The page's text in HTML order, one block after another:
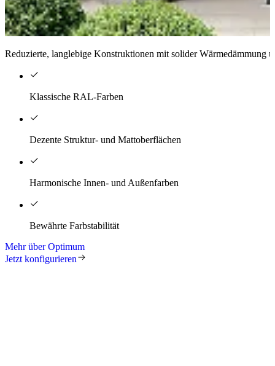
Reduzierte, langlebige Konstruktionen mit solider
Klassische RAL-Farben
Dezente Struktur- und Mattoberflächen
Harmonische Innen- und Außenfarben
Bewährte Farbstabilität
Mehr über Optimum
Jetzt konfigurieren